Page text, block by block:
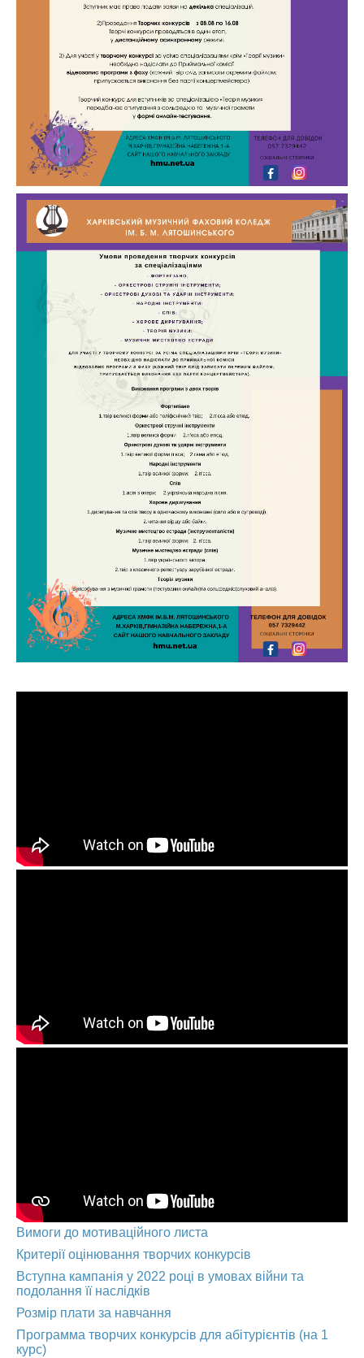
Вимоги до мотиваційного листа
Критерії оцінювання творчих конкурсів
Вступна кампанія у 2022 році в умовах війни та
подолання її наслідків
Розмір плати за навчання
Программа творчих конкурсів для абітурієнтів (на 1
курс)